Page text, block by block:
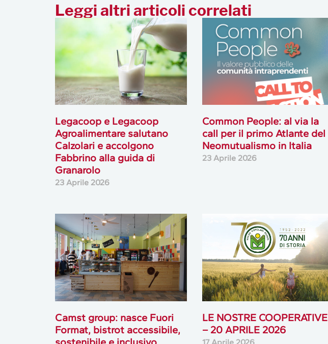
Leggi altri articoli correlati
Legacoop e Legacoop
Agroalimentare salutano
Calzolari e accolgono
Fabbrino alla guida di
Granarolo
23 Aprile 2026
Common People: al via la
call per il primo Atlante del
Neomutualismo in Italia
23 Aprile 2026
Camst group: nasce Fuori
Format, bistrot accessibile,
LE NOSTRE COOPERATIVE
– 20 APRILE 2026
17 Aprile 2026